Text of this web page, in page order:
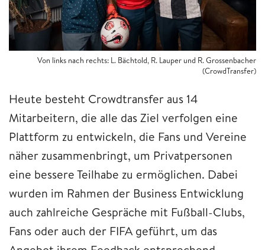
Von links nach rechts: L. Bächtold, R. Lauper und R. Grossenbacher
(CrowdTransfer)
Heute besteht Crowdtransfer aus 14
Mitarbeitern, die alle das Ziel verfolgen eine
Plattform zu entwickeln, die Fans und Vereine
näher zusammenbringt, um Privatpersonen
eine bessere Teilhabe zu ermöglichen. Dabei
wurden im Rahmen der Business Entwicklung
auch zahlreiche Gespräche mit Fußball-Clubs,
Fans oder auch der FIFA geführt, um das